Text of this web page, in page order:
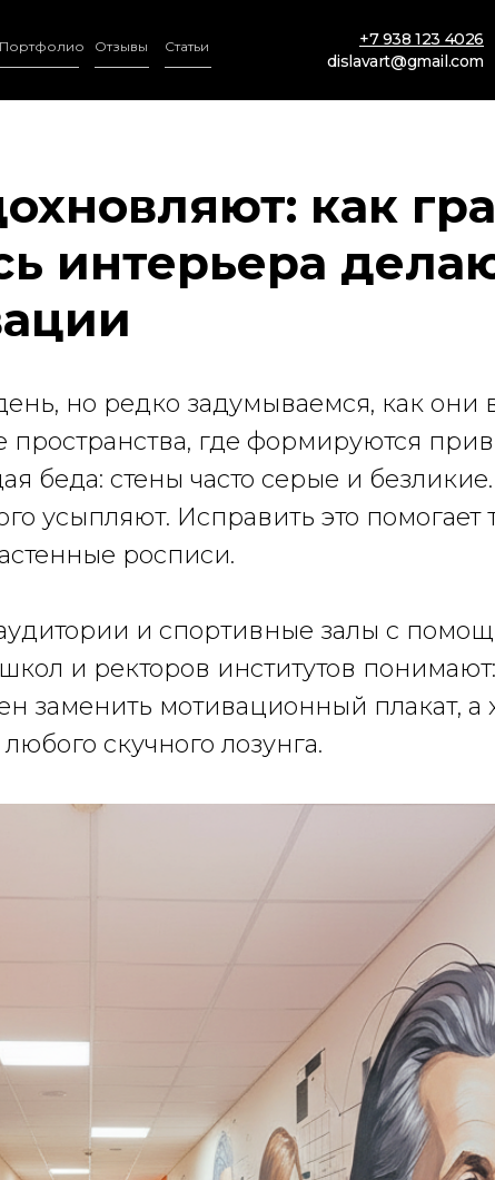
Портфолио Отзывы Статьи
dislavart@gmail.com
+7 938 123 4026
как
интерьера
но редко задумываемся, как они
где формируются
беда: стены часто серые и
усыпляют. Исправить это помогает
росписи.
и спортивные залы с
и ректоров институтов
заменить мотивационный плакат, а
скучного лозунга.